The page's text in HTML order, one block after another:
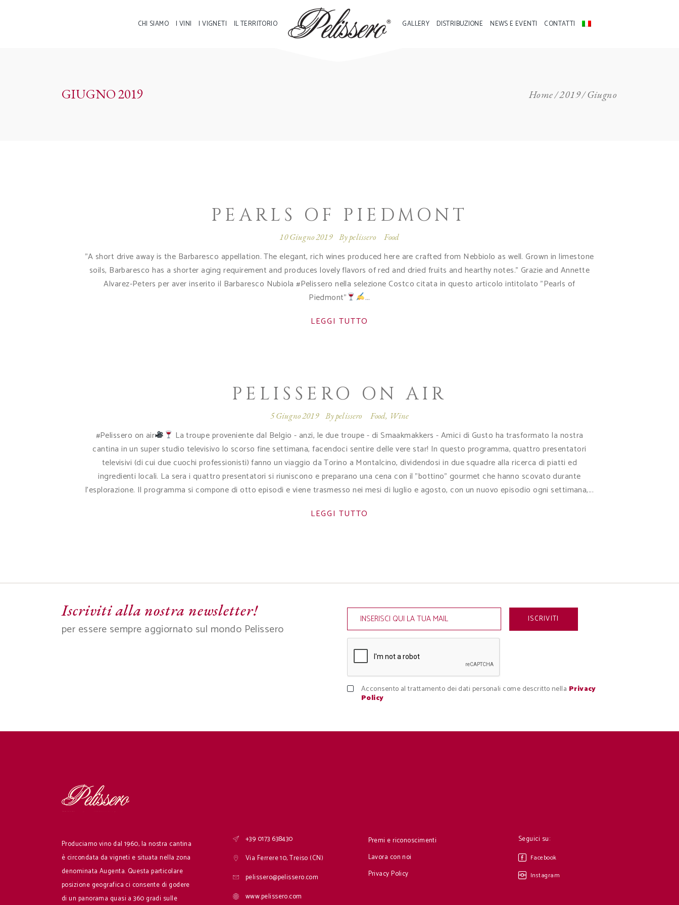
CHI SIAMO I VINI I VIGNETI IL TERRITORIO GALLERY DISTRIBUZIONE NEWS E EVENTI CONTATTI
GIUGNO 2019 Home 2019 Giugno
PEARLS OF PIEDMONT
10 Giugno 2019 Bypelissero Food
"A short drive away is the Barbaresco appellation. The elegant, rich wines produced here are crafted from Nebbiolo as well. Grown in limestone
soils, Barbaresco has a shorter aging requirement and produces lovely flavors of red and dried fruits and hearthy notes." Grazie and Annette
Alvarez-Peters per aver inserito il Barbaresco Nubiola #Pelissero nella selezione Costco citata in questo articolo intitolato "Pearls of
Piedmont"
LEGGI TUTTO
PELISSERO ON AIR
5 Giugno 2019 Bypelissero Food, Wine
#Pelissero on air
La troupe proveniente dal Belgio - anzi, le due troupe - di Smaakmakkers - Amici di Gusto ha trasformato la nostra
cantina in un super studio televisivo lo scorso fine settimana, facendoci sentire delle vere star! In questo programma, quattro presentatori
televisivi (di cui due cuochi professionisti) fanno un viaggio da Torino a Montalcino, dividendosi in due squadre alla ricerca di piatti ed
ingredienti locali. La sera i quattro presentatori si riuniscono e preparano una cena con il "bottino" gourmet che hanno scovato durante
l'esplorazione. Il programma si compone di otto episodi e viene trasmesso nei mesi di luglio e agosto, con un nuovo episodio ogni settimana,
LEGGI TUTTO
Iscriviti alla nostra newsletter!
per essere sempre aggiornato sul mondo Pelissero
Acconsento al trattamento dei dati personali come descritto nella Privacy
Policy
Produciamo vino dal 1960, la nostra cantina
è circondata da vigneti e situata nella zona
denominata Augenta. Questa particolare
posizione geografica ci consente di godere
di un panorama quasi a 360 gradi sulle
+39 0173 638430
Via Ferrere 10, Treiso (CN)
pelissero@pelissero.com
www.pelissero.com
Premi e riconoscimenti
Lavora con noi
Privacy Policy
Seguici su:
Facebook
Instagram